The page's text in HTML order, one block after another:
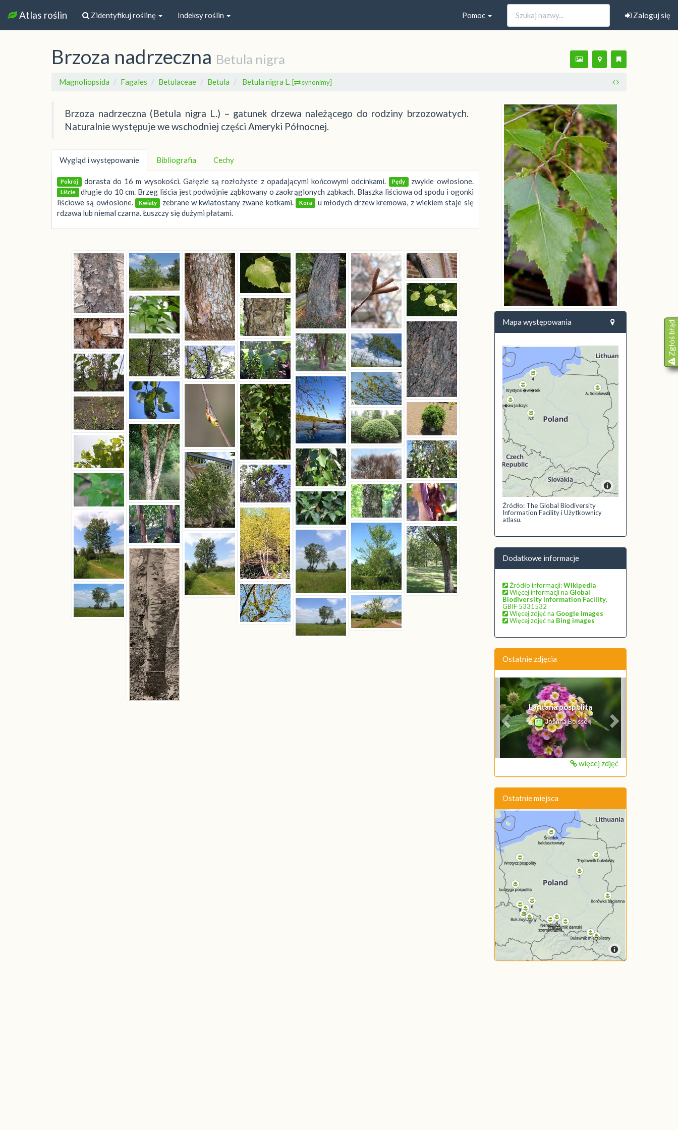
Atlas roślin Zidentyfikuj roślinę Indeksy roślin Zaloguj się
Pomoc
Brzoza nadrzeczna Betula nigra
Magnoliopsida Fagales Betulaceae Betula Betula nigra L. [ synonimy]
Brzoza nadrzeczna (Betula nigra L.) – gatunek drzewa należącego do rodziny brzozowatych.
Naturalnie występuje we wschodniej części Ameryki Północnej.
Wygląd i występowanie Bibliografia Cechy
Pokrój dorasta do 16 m wysokości. Gałęzie są rozłożyste z opadającymi końcowymi odcinkami. Pędy zwykle owłosione.
Liście długie do 10 cm. Brzeg liścia jest podwójnie ząbkowany o zaokrąglonych ząbkach. Blaszka liściowa od spodu i ogonki
liściowe są owłosione.
Kwiaty zebrane w kwiatostany zwane kotkami. Kora
u młodych drzew kremowa, z wiekiem staje się
rdzawa lub niemal czarna. Łuszczy się dużymi płatami.
Mapa występowania
Źródło: The Global Biodiversity
Information Facility i Użytkownicy
atlasu.
Dodatkowe informacje
Źródło informacji:Wikipedia
Więcej informacji na Global
Biodiversity Information Facility,
GBIF 5331532
Więcej zdjęć na Google images
Więcej zdjęć na Bing images
Ostatnie zdjęcia
Lantana pospolita
Joanna Boisse
Poprzednie Następne
więcej zdjęć
Ostatnie miejsca
Zgłoś błąd